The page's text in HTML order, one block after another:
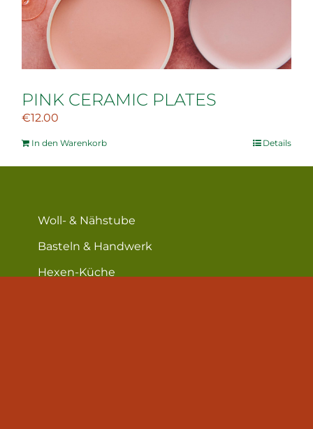
PINK CERAMIC PLATES
€12.00
In den Warenkorb Details
Woll- & Nähstube
Basteln & Handwerk
Hexen-Küche